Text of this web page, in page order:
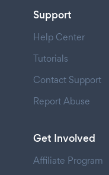
Support
Help Center
Tutorials
Contact Support
Report Abuse
Get Involved
Affiliate Program